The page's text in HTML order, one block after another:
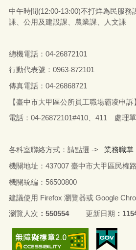
中午時間(12:00-13:00)不打烊為民服務
課、公用及建設課、農業課、人文課
總機電話：04-26872101
行動代表號：0963-872101
傳真電話：04-26868721
【臺中市大甲區公所員工職場霸凌申訴
電話：04-26872101#410、411 處理
各科室聯絡方式：請點選 ->
業務職掌
機關地址：437007 臺中市大甲區民權
機關統編：56500800
建議使用 Firefox 瀏覽器或 Google
瀏覽人次
550554 更新日期 115